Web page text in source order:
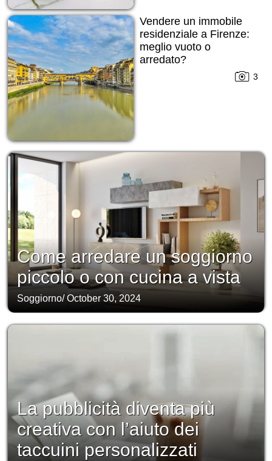
Vendere un immobile
residenziale a Firenze:
meglio vuoto o
arredato?
3
Come arredare un soggiorno
piccolo o con cucina a vista
Soggiorno/October 30, 2024
La pubblicità diventa più
creativa con l’aiuto dei
taccuini personalizzati